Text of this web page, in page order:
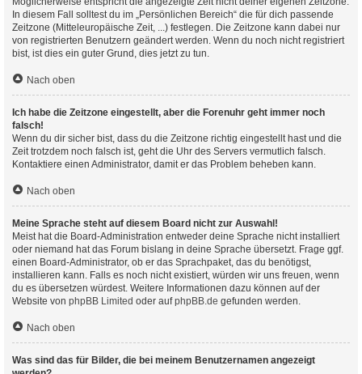
In diesem Fall solltest du im „Persönlichen Bereich“ die für dich passende
Zeitzone (Mitteleuropäische Zeit, ...) festlegen. Die Zeitzone kann dabei nur
von registrierten Benutzern geändert werden. Wenn du noch nicht registriert
bist, ist dies ein guter Grund, dies jetzt zu tun.
Nach oben
Ich habe die Zeitzone eingestellt, aber die Forenuhr geht immer noch
falsch!
Wenn du dir sicher bist, dass du die Zeitzone richtig eingestellt hast und die
Zeit trotzdem noch falsch ist, geht die Uhr des Servers vermutlich falsch.
Kontaktiere einen Administrator, damit er das Problem beheben kann.
Nach oben
Meine Sprache steht auf diesem Board nicht zur Auswahl!
Meist hat die Board-Administration entweder deine Sprache nicht installiert
oder niemand hat das Forum bislang in deine Sprache übersetzt. Frage ggf.
einen Board-Administrator, ob er das Sprachpaket, das du benötigst,
installieren kann. Falls es noch nicht existiert, würden wir uns freuen, wenn
du es übersetzen würdest. Weitere Informationen dazu können auf der
Website von phpBB Limited oder aufphpBB.de gefunden werden.
Nach oben
Was sind das für Bilder, die bei meinem Benutzernamen angezeigt